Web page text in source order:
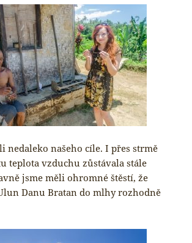
nedaleko našeho cíle. I přes strmě
teplota vzduchu zůstávala stále
jsme měli ohromné štěstí, že
Danu Bratan do mlhy rozhodně